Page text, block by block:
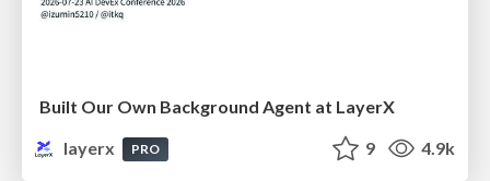
Built Our Own Background Agent at LayerX
layerx
PRO 9 4.9k